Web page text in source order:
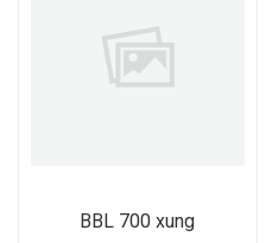
BBL 700 xung